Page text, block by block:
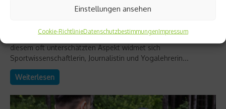
Einstellungen ansehen
Cookie-RichtlinieDatenschutzbestimmungenImpressum
– eine Praxis, die vor allem mit Entspannung, Dehnung und
innerer Ruhe assoziiert wird. Doch Yoga kann weit mehr: Es ist
sogar Heilungsprozesse im Körper fördern kann. Genau
diesem oft unterschätzten Aspekt widmet sich
Sportwissenschaftlerin, Journalistin und Yogalehrerin...
Weiterlesen